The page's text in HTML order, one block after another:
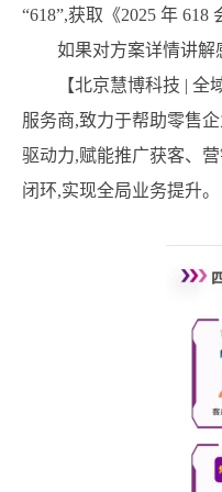
“618”,获取《2025 年
如果对方案详情讲解
【北京慧博科技 |
服务商,致力于帮助零售
驱动力,赋能推广获客、
闭环,实现全局业务提升。